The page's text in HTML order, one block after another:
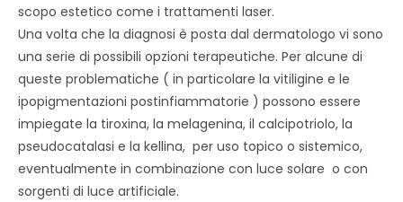
scopo estetico come i trattamenti laser.
Una volta che la diagnosi è posta dal dermatologo vi sono
una serie di possibili opzioni terapeutiche. Per alcune di
queste problematiche ( in particolare la vitiligine e le
ipopigmentazioni postinfiammatorie ) possono essere
impiegate la tiroxina, la melagenina, il calcipotriolo, la
pseudocatalasi e la kellina, per uso topico o sistemico,
eventualmente in combinazione con luce solare o con
sorgenti di luce artificiale.